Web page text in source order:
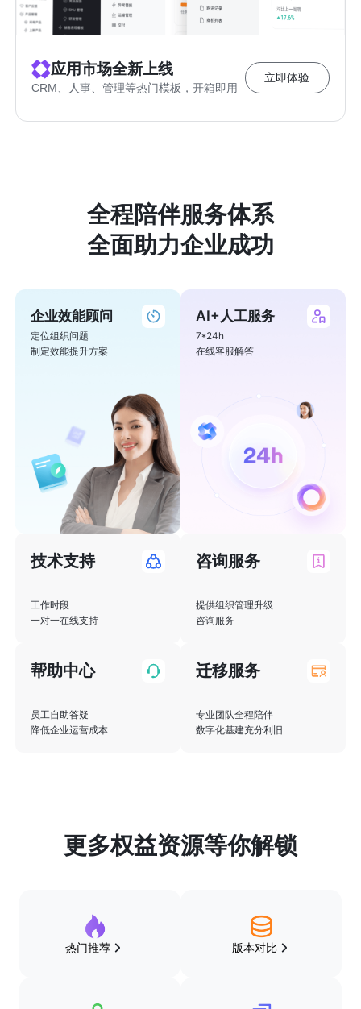
应用市场全新上线
CRM、人事、管理等热门模板，开箱即用
立即体验
全程陪伴服务体系
全面助力企业成功
企业效能顾问
定位组织问题
制定效能提升方案
AI+人工服务
7*24h
在线客服解答
技术支持
工作时段
一对一在线支持
咨询服务
提供组织管理升级
咨询服务
帮助中心
员工自助答疑
降低企业运营成本
迁移服务
专业团队全程陪伴
数字化基建充分利旧
更多权益资源等你解锁
热门推荐 版本对比